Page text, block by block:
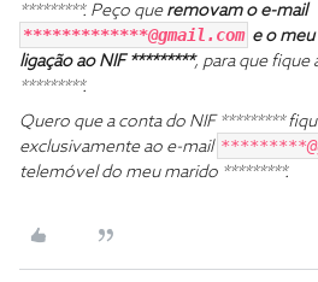
*********. Peço que removam o e-mail
*************@gmail.com e o
ligação ao NIF *********, para que fique
*********.
Quero que a conta do NIF *********
exclusivamente ao e-mail
telemóvel do meu marido *********.